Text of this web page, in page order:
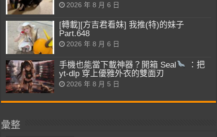
2026 年 8 月 6 日
[轉載][方吉君看妹] 我推(特)的妹子
Part.648
2026 年 8 月 6 日
手機也能當下載神器？開箱 Seal
：把
yt-dlp 穿上優雅外衣的雙面刃
2026 年 8 月 5 日
彙整